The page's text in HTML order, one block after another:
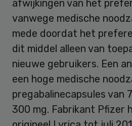
afwijkingen van het
vanwege medische
mede doordat het
dit middel alleen van
nieuwe gebruikers. Een
een hoge medische
pregabalinecapsules van
300 mg. Fabrikant Pfizer